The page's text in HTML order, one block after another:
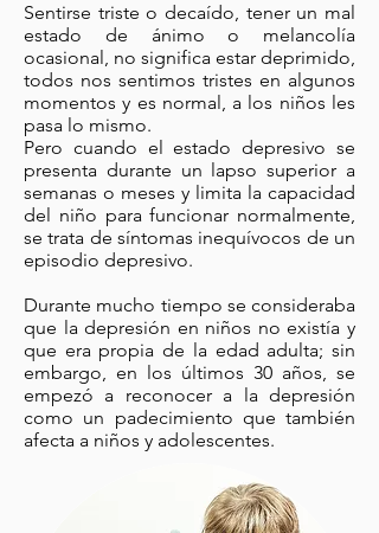
Sentirse triste o decaído, tener un mal
estado de ánimo o melancolía
ocasional, no significa estar deprimido,
todos nos sentimos tristes en algunos
momentos y es normal, a los niños les
pasa lo mismo.
Pero cuando el estado depresivo se
presenta durante un lapso superior a
semanas o meses y limita la capacidad
del niño para funcionar normalmente,
se trata de síntomas inequívocos de un
episodio depresivo.
Durante mucho tiempo se consideraba
que la depresión en niños no existía y
que era propia de la edad adulta; sin
embargo, en los últimos 30 años, se
empezó a reconocer a la depresión
como un padecimiento que también
afecta a niños y adolescentes.